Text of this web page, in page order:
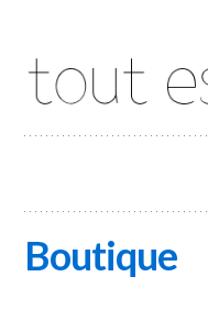
Boutique